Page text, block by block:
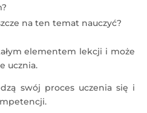
na ten temat nauczyć?
elementem lekcji i może
ucznia.
swój proces uczenia się i